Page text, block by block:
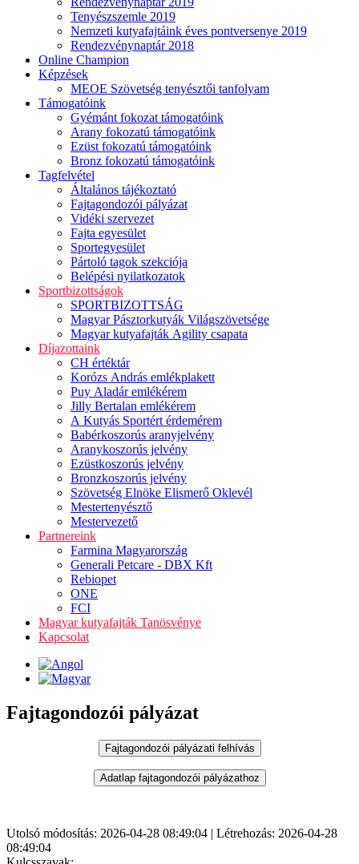
Tenyészszemle 2019
Nemzeti kutyafajtáink éves pontversenye 2019
Rendezvénynaptár 2018
Online Champion
Képzések
MEOE Szövetség tenyésztői tanfolyam
Támogatóink
Gyémánt fokozat támogatóink
Arany fokozatú támogatóink
Ezüst fokozatú támogatóink
Bronz fokozatú támogatóink
Tagfelvétel
Általános tájékoztató
Fajtagondozói pályázat
Vidéki szervezet
Fajta egyesület
Sportegyesület
Pártoló tagok szekciója
Belépési nyilatkozatok
Sportbizottságok
SPORTBIZOTTSÁG
Magyar Pásztorkutyák Világszövetsége
Magyar kutyafajták Agility csapata
Díjazottaink
CH értéktár
Korózs András emlékplakett
Puy Aladár emlékérem
Jilly Bertalan emlékérem
A Kutyás Sportért érdemérem
Babérkoszorús aranyjelvény
Aranykoszorús jelvény
Ezüstkoszorús jelvény
Bronzkoszorús jelvény
Szövetség Elnöke Elismerő Oklevél
Mestertenyésztő
Mestervezető
Partnereink
Farmina Magyarország
Generali Petcare - DBX Kft
Rebiopet
ONE
FCI
Magyar kutyafajták Tanösvénye
Kapcsolat
Fajtagondozói pályázat
Utolsó módosítás: 2026-04-28 08:49:04 | Létrehozás: 2026-04-28
08:49:04